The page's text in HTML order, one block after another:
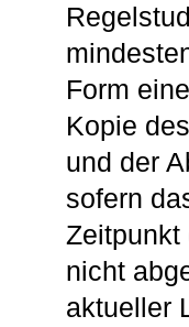
Form
Kopie
und der
sofern
Zeitpunkt
nicht
aktueller